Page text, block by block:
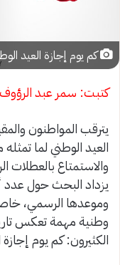
كم يوم إجازة العيد الوطني
كتبت: سمر عبد الرؤوف
يترقب المواطنون
العيد الوطني لما
يزداد البحث حول عدد
وموعدها الرسمي،
وطنية مهمة تعكس
الكثيرون: كم يوم إجازة